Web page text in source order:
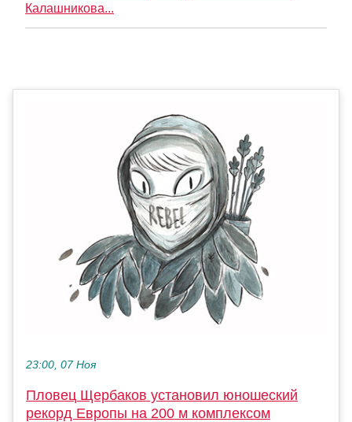
Калашникова...
23:00, 07 Ноя
Пловец Щербаков установил юношеский
рекорд Европы на 200 м комплексом